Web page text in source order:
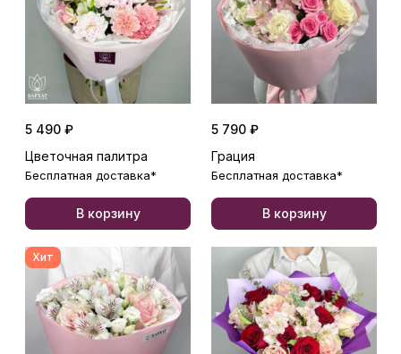
5 490 ₽
Цветочная палитра
Бесплатная доставка*
В корзину
5 790 ₽
Грация
Бесплатная доставка*
В корзину
Хит